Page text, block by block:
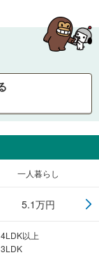
一人暮らし
5.1万円
以上